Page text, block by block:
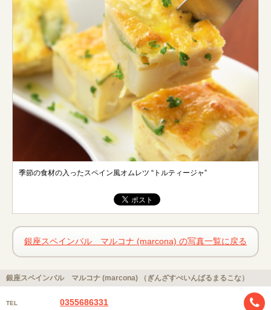
季節の食材の入ったスペイン風オムレツ “トルティージャ”
銀座スペインバル マルコナ (marcona) の写真一覧に戻る
銀座スペインバル マルコナ (marcona) （ぎんざすぺいんばるまるこな）
TEL 0355686331